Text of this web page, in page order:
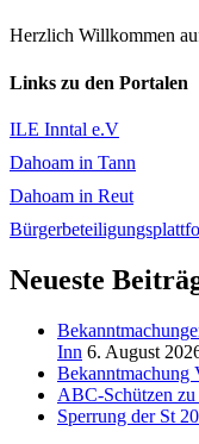
Herzlich Willkommen
Links zu den Portalen
ILE Inntal e.V
Dahoam in Tann
Dahoam in Reut
Neueste
Inn 6. August
Bekanntmachung
ABC-Schützen
Sperrung der St